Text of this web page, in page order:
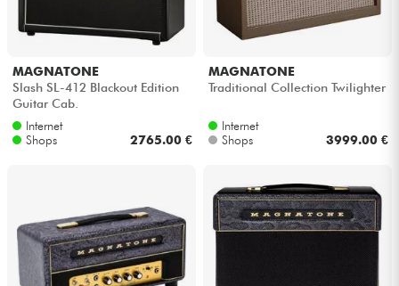
MAGNATONE
Slash SL-412 Blackout Edition
Guitar Cab.
Internet
Shops
2765.00 €
MAGNATONE
Traditional Collection Twilighter
Internet
Shops
3999.00 €